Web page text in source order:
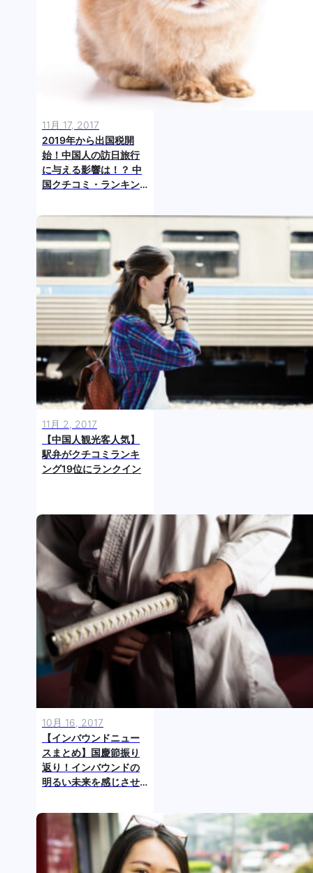
11月 17, 2017
2019年から出国税開
始！中国人の訪日旅行
に与える影響は！？ 中
国クチコミ・ランキン
11月 2, 2017
【中国人観光客人気】
駅弁がクチコミランキ
ング19位にランクイン
10月 16, 2017
【インバウンドニュー
スまとめ】国慶節振り
返り！インバウンドの
明るい未来を感じさせ